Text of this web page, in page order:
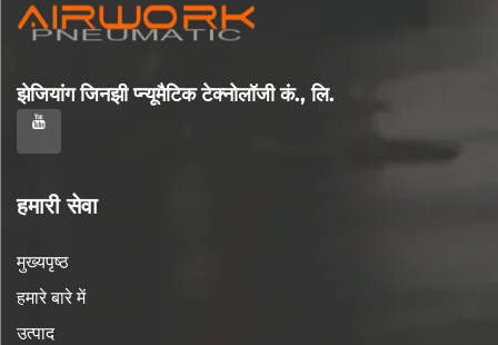
झेजियांग जिनझी प्न्यूमैटिक टेक्नोलॉजी कं., लि.
हमारी सेवा
मुख्यपृष्ठ
हमारे बारे में
उत्पाद